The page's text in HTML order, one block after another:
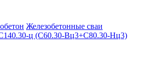
Железобетонные сваи
ц (С60.30-Вц3+С80.30-Нц3)